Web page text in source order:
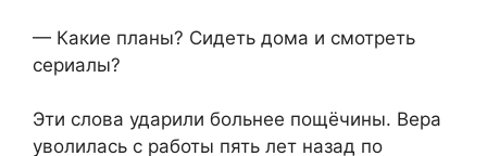
— Какие планы? Сидеть дома и смотреть
сериалы?
Эти слова ударили больнее пощёчины. Вера
уволилась с работы пять лет назад по